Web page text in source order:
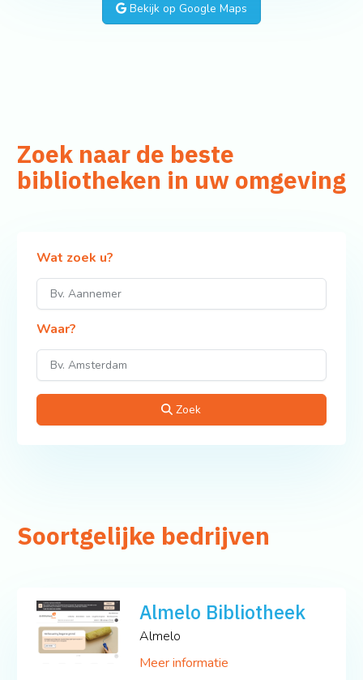
Bekijk op Google Maps
Zoek naar de beste
bibliotheken in uw omgeving
Wat zoek u?
Waar?
Zoek
Soortgelijke bedrijven
Almelo Bibliotheek
Almelo
Meer informatie